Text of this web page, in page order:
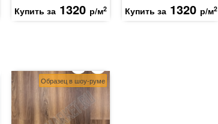
Купить за 1320 р/м2 Купить за 1320 р/м2
Образец в шоу-руме